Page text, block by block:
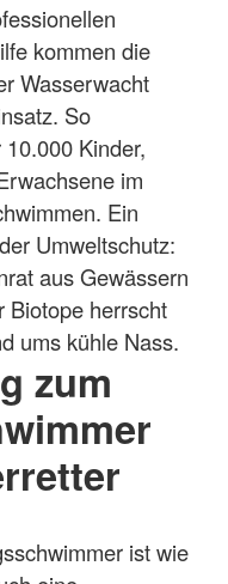
kommen die
Wasserwacht
So
Kinder,
im
Ein
Umweltschutz:
aus Gewässern
Biotope herrscht
ums kühle Nass.
zum
ist wie